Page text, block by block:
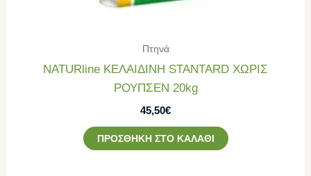
Πτηνά
NATURline ΚΕΛΑΙΔΙΝΗ STANTARD ΧΩΡΙΣ
ΡΟΥΠΣΕΝ 20kg
45,50€
ΠΡΟΣΘΉΚΗ ΣΤΟ ΚΑΛΆΘΙ